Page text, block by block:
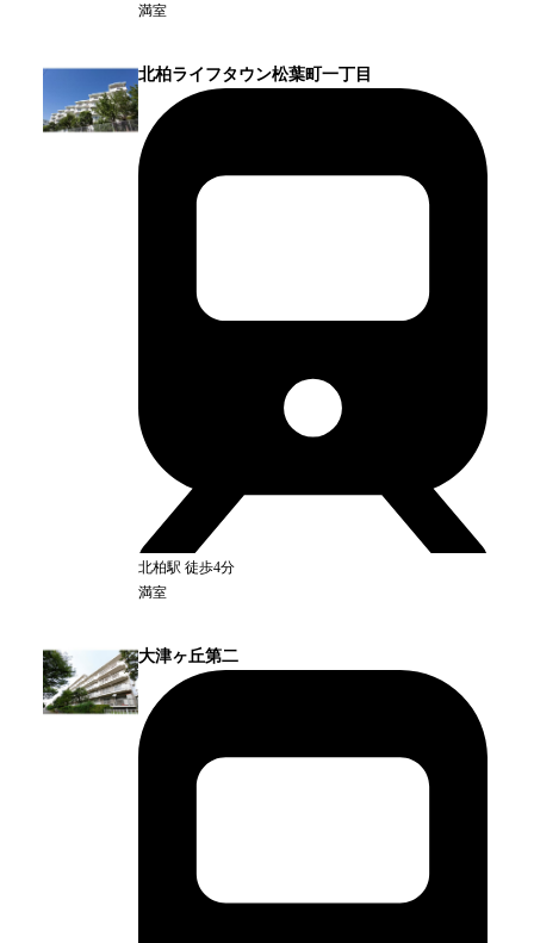
満室
北柏ライフタウン松葉町一丁目
北柏駅 徒歩4分
満室
大津ヶ丘第二